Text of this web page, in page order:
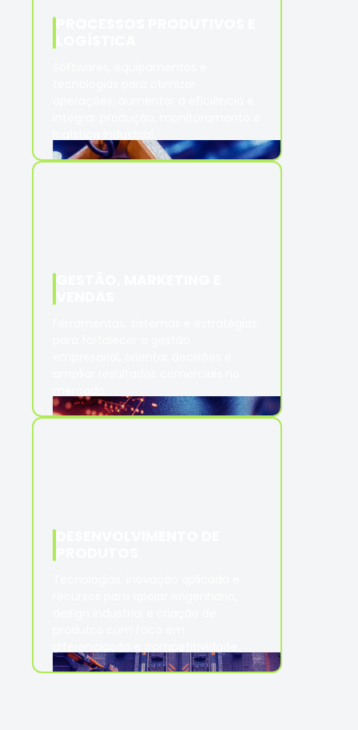
logística industrial.
mercado.
diferenciação e competitividade.